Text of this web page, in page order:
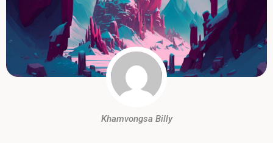
Khamvongsa Billy